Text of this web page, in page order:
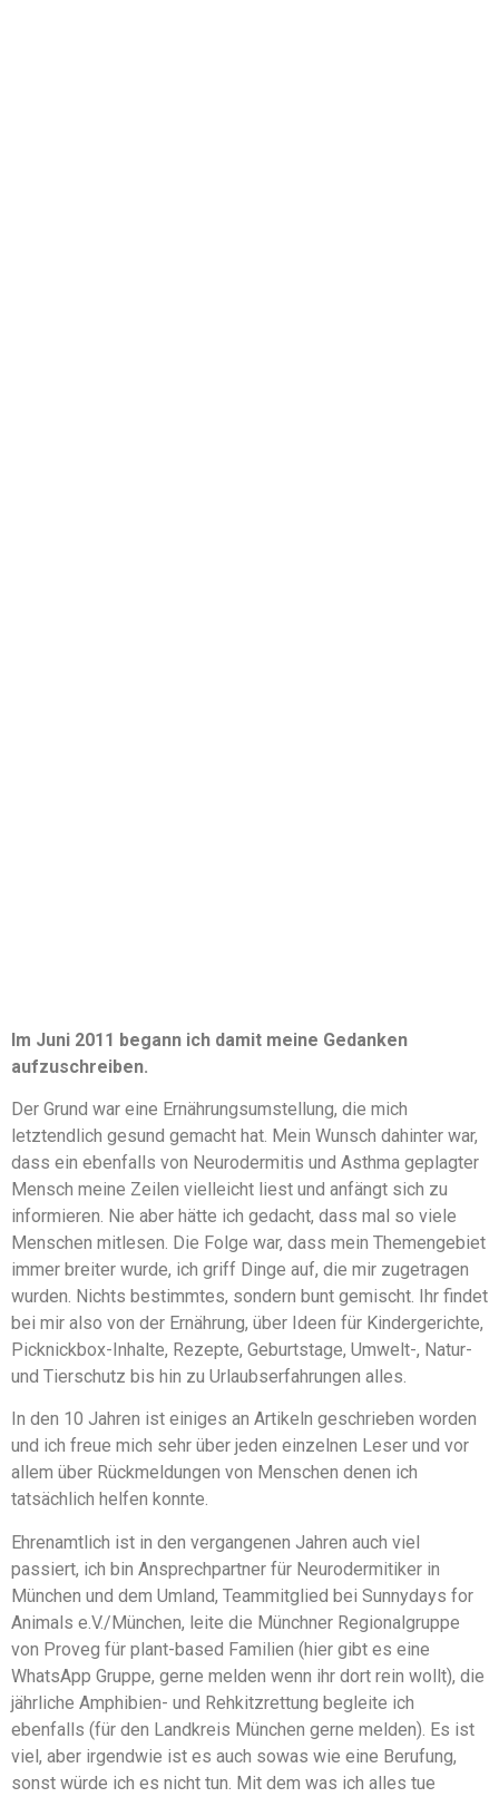
Im Juni 2011 begann ich damit meine Gedanken
aufzuschreiben.
Der Grund war eine Ernährungsumstellung, die mich
letztendlich gesund gemacht hat. Mein Wunsch dahinter war,
dass ein ebenfalls von Neurodermitis und Asthma geplagter
Mensch meine Zeilen vielleicht liest und anfängt sich zu
informieren. Nie aber hätte ich gedacht, dass mal so viele
Menschen mitlesen. Die Folge war, dass mein Themengebiet
immer breiter wurde, ich griff Dinge auf, die mir zugetragen
wurden. Nichts bestimmtes, sondern bunt gemischt. Ihr findet
bei mir also von der Ernährung, über Ideen für Kindergerichte,
Picknickbox-Inhalte, Rezepte, Geburtstage, Umwelt-, Natur-
und Tierschutz bis hin zu Urlaubserfahrungen alles.
In den 10 Jahren ist einiges an Artikeln geschrieben worden
und ich freue mich sehr über jeden einzelnen Leser und vor
allem über Rückmeldungen von Menschen denen ich
tatsächlich helfen konnte.
Ehrenamtlich ist in den vergangenen Jahren auch viel
passiert, ich bin Ansprechpartner für Neurodermitiker in
München und dem Umland, Teammitglied bei Sunnydays for
Animals e.V./München, leite die Münchner Regionalgruppe
von Proveg für plant-based Familien (hier gibt es eine
WhatsApp Gruppe, gerne melden wenn ihr dort rein wollt), die
jährliche Amphibien- und Rehkitzrettung begleite ich
ebenfalls (für den Landkreis München gerne melden). Es ist
viel, aber irgendwie ist es auch sowas wie eine Berufung,
sonst würde ich es nicht tun. Mit dem was ich alles tue